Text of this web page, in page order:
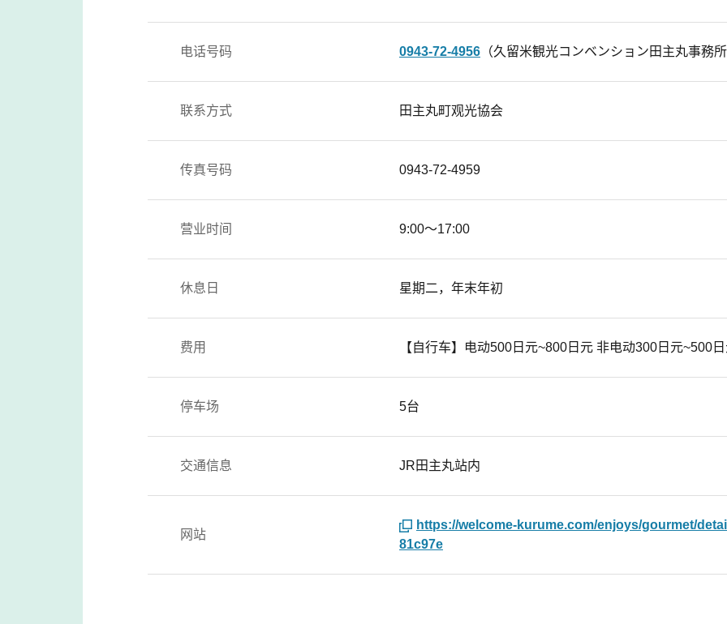
电话号码 0943-72-4956 （久留米観光コンベンション田主丸事務
联系方式 田主丸町观光協会
传真号码 0943-72-4959
营业时间 9:00～17:00
休息日 星期二，年末年初
费用 【自行车】电动500日元~800日元 非电动300日元~500
停车场 5台
交通信息 JR田主丸站内
网站
https://welcome-kurume.com/enjoys/gourmet/
81c97e